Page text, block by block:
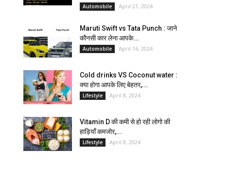
Automobile April 21, 2024
Maruti Swift vs Tata Punch : जाने
कौनसी कार लेना आपके...
Automobile April 16, 2024
Cold drinks VS Coconut water :
क्या होगा आपके लिए बेहतर,...
Lifestyle April 8, 2024
Vitamin D की कमी से हो रही लोगो की
हाड़ियाँ कमजोर,...
Lifestyle April 8, 2024